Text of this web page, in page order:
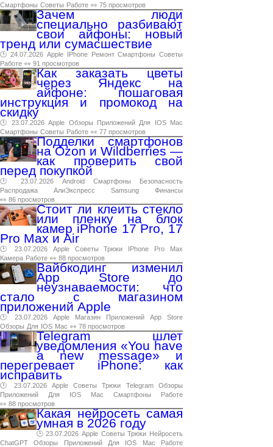
Смартфоны Советы Работе 👀 75 просмотров
Зачем люди
специально разбивают
свои айфоны: новый
тренд или сумасшествие
🕑 24.07.2026 Apple IPhone Ремонт Смартфоны Советы
Работе 👀 91 просмотров
Как заказать цветы
через Яндекс на
айфоне: пошаговая
инструкция и промокод на
скидку
🕑 23.07.2026 Apple Обзоры Приложений Для IOS
Mac
Смартфоны Советы Работе 👀 77 просмотров
Подделки смартфонов
на Ozon и Wildberries —
как проверить свой
перед покупкой
🕑 23.07.2026 Android Смартфоны
Безопасность
Распродажа
АлиЭкспресс Samsung
Финансы
👀 86 просмотров
Стоит ли клеить стекло
или пленку на блок
камер iPhone 17 Pro, 17
Pro Max и Air
🕑 23.07.2026 Apple Советы Трюки IPhone Pro
Max
Камера Работе 👀 88 просмотров
Вайбкодинг изменил
App Store до
неузнаваемости: что
стало с магазином
приложений Apple
🕑 23.07.2026 Apple Магазин Приложений App
Store
Обзоры Для IOS Mac 👀 78 просмотров
Telegram шлет
уведомления «You have
a new message» и
перегревает iPhone: как
исправить
🕑 23.07.2026 Apple Советы Трюки Telegram
Обзоры
Приложений
Для IOS Mac Смартфоны
Работе
👀 88 просмотров
Какая нейросеть самая
умная в 2026 году
🕑 23.07.2026 Apple Советы Трюки Нейросеть
ChatGPT
Обзоры Приложений Для IOS Mac
Работе